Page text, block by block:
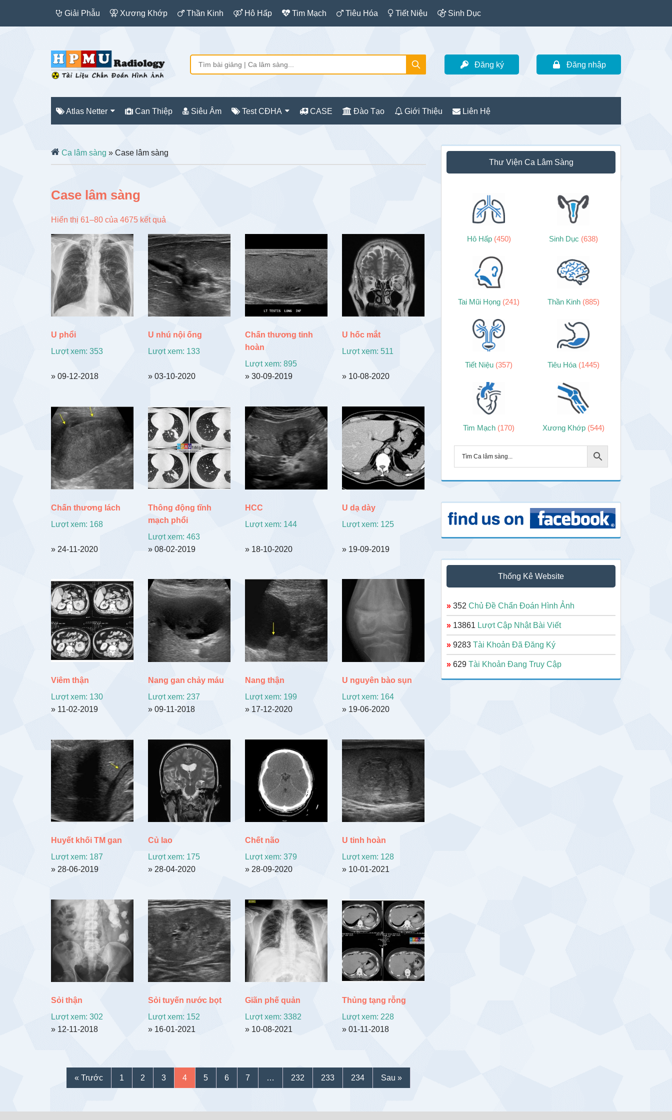
Giải Phẫu Xương Khớp Thần Kinh Hô Hấp Tim Mạch Tiêu Hóa Tiết Niệu Sinh Dục
Đăng ký Đăng nhập
Atlas Netter Can Thiệp Siêu Âm Test CĐHA CASE Đào Tạo Giới Thiệu Liên Hệ
Ca lâm sàng » Case lâm sàng
Case lâm sàng
Hiển thị 61–80 của 4675 kết quả
xếp
theo
mới
nhất
U phổi
Lượt xem: 353
» 09-12-2018
U nhú nội ống
Lượt xem: 133
» 03-10-2020
Chấn thương tinh
hoàn
Lượt xem: 895
» 30-09-2019
U hốc mắt
Lượt xem: 511
» 10-08-2020
Chấn thương lách
Lượt xem: 168
» 24-11-2020
Thông động tĩnh
mạch phổi
Lượt xem: 463
» 08-02-2019
HCC
Lượt xem: 144
» 18-10-2020
U dạ dày
Lượt xem: 125
» 19-09-2019
Viêm thận
Lượt xem: 130
» 11-02-2019
Nang gan chảy máu
Lượt xem: 237
» 09-11-2018
Nang thận
Lượt xem: 199
» 17-12-2020
U nguyên bào sụn
Lượt xem: 164
» 19-06-2020
Huyết khối TM gan
Lượt xem: 187
» 28-06-2019
Củ lao
Lượt xem: 175
» 28-04-2020
Chết não
Lượt xem: 379
» 28-09-2020
U tinh hoàn
Lượt xem: 128
» 10-01-2021
Sỏi thận
Lượt xem: 302
» 12-11-2018
Sỏi tuyến nước bọt
Lượt xem: 152
» 16-01-2021
Giãn phế quản
Lượt xem: 3382
» 10-08-2021
Thủng tạng rỗng
Lượt xem: 228
» 01-11-2018
« Trước 1 2 3 4 5 6 7 … 232 233 234 Sau »
Sidebar
chính
Thư Viện Ca Lâm Sàng
Hô Hấp (450) Sinh Dục (638)
Tai Mũi Họng (241) Thần Kinh (885)
Tiết Niệu (357) Tiêu Hóa (1445)
Tim Mạch (170) Xương Khớp (544)
Thống Kê Website
» 352 Chủ Đề Chẩn Đoán Hình Ảnh
» 13861 Lượt Cập Nhật Bài Viết
» 9283 Tài Khoản Đã Đăng Ký
» 629 Tài Khoản Đang Truy Cập